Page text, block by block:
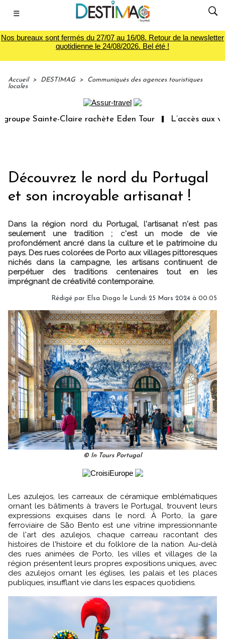
☰
Nos bureaux sont fermés du 27/07 au 16/08. Retour de la newsletter
quotidienne le 24/08/2026. Bel été !
Accueil > DESTIMAG >
Communiqués des agences touristiques
locales
Sainte-Claire rachète Eden Tour L’accès aux
Découvrez le nord du Portugal
et son incroyable artisanat !
Dans la région nord du Portugal, l'artisanat n'est pas
seulement une tradition ; c'est un mode de vie
profondément ancré dans la culture et le patrimoine du
pays. Des rues colorées de Porto aux villages pittoresques
nichés dans la campagne, les artisans continuent de
perpétuer des traditions centenaires tout en les
imprégnant de créativité contemporaine.
Rédigé par Elsa Diogo le Lundi 25 Mars 2024 à 00:05
© In Tours Portugal
Les azulejos, les carreaux de céramique emblématiques
ornant les bâtiments à travers le Portugal, trouvent leurs
expressions exquises dans le nord. À Porto, la gare
ferroviaire de São Bento est une vitrine impressionnante
de l'art des azulejos, chaque carreau racontant des
histoires de l'histoire et du folklore de la nation. Au-delà
des rues animées de Porto, les villes et villages de la
région présentent leurs propres expositions uniques, avec
des azulejos ornant les églises, les palais et les places
publiques, insufflant vie dans les espaces quotidiens.